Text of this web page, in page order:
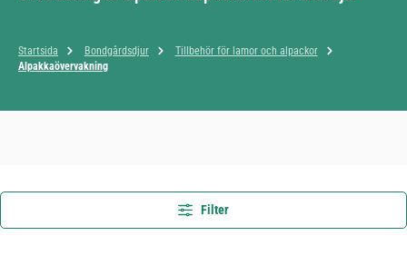
Startsida Bondgårdsdjur
Tillbehör för lamor och alpackor
Alpakkaövervakning
Filter